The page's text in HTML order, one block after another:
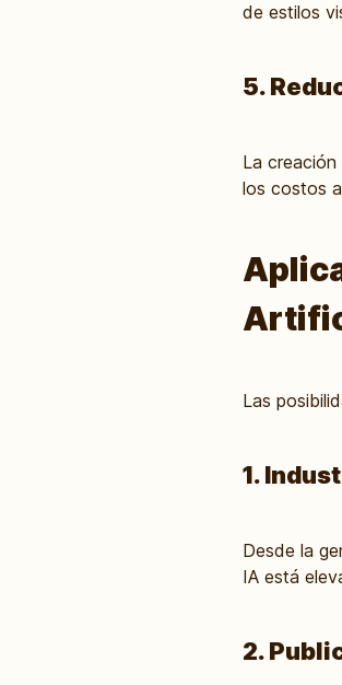
de estilos
5.
La
los costos
Las
1.
Desde la
IA está
2.